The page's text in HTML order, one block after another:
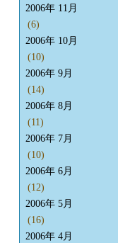
2006年 11月
(6)
2006年 10月
(10)
2006年 9月
(14)
2006年 8月
(11)
2006年 7月
(10)
2006年 6月
(12)
2006年 5月
(16)
2006年 4月